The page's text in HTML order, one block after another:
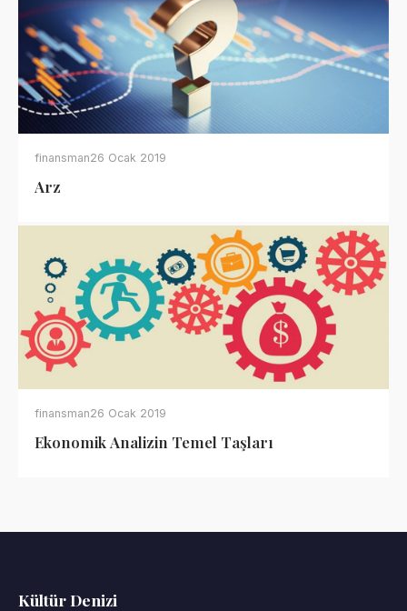
finansman26 Ocak 2019
Arz
finansman26 Ocak 2019
Ekonomik Analizin Temel Taşları
Kültür Denizi